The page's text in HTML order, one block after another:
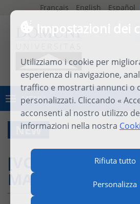
Impostazioni dei
Utilizziamo i cookie per
esperienza di navigazione,
traffico e mostrarti annunci o
personalizzati. Cliccando «
acconsenti al nostro utilizzo
informazioni nella nostra
Rifiuta tutto
Personalizza
Français English Español
MENU
NEW
[VOLTI DI
MARÍA-JOSÉ